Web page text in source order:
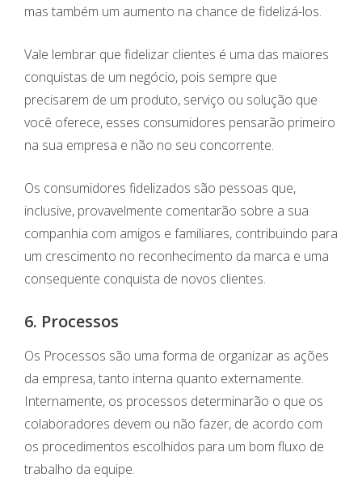
mas também um aumento na chance de fidelizá-los.
Vale lembrar que fidelizar clientes é uma das maiores
conquistas de um negócio, pois sempre que
precisarem de um produto, serviço ou solução que
você oferece, esses consumidores pensarão primeiro
na sua empresa e não no seu concorrente.
Os consumidores fidelizados são pessoas que,
inclusive, provavelmente comentarão sobre a sua
companhia com amigos e familiares, contribuindo para
um crescimento no reconhecimento da marca e uma
consequente conquista de novos clientes.
6. Processos
Os Processos são uma forma de organizar as ações
da empresa, tanto interna quanto externamente.
Internamente, os processos determinarão o que os
colaboradores devem ou não fazer, de acordo com
os procedimentos escolhidos para um bom fluxo de
trabalho da equipe.